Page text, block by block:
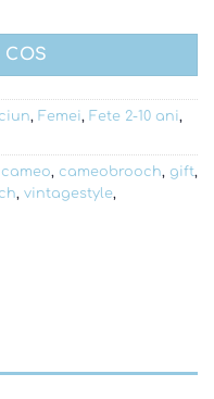
COS
, Femei, Fete 2-10 ani,
cameo, cameobrooch, gift,
, vintagestyle,